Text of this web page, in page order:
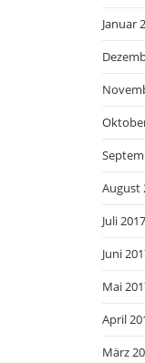
Januar
August
Juli 2017
Juni
Mai
April
März